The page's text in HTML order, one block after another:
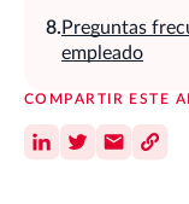
Preguntas
empleado
COMPARTIR ESTE